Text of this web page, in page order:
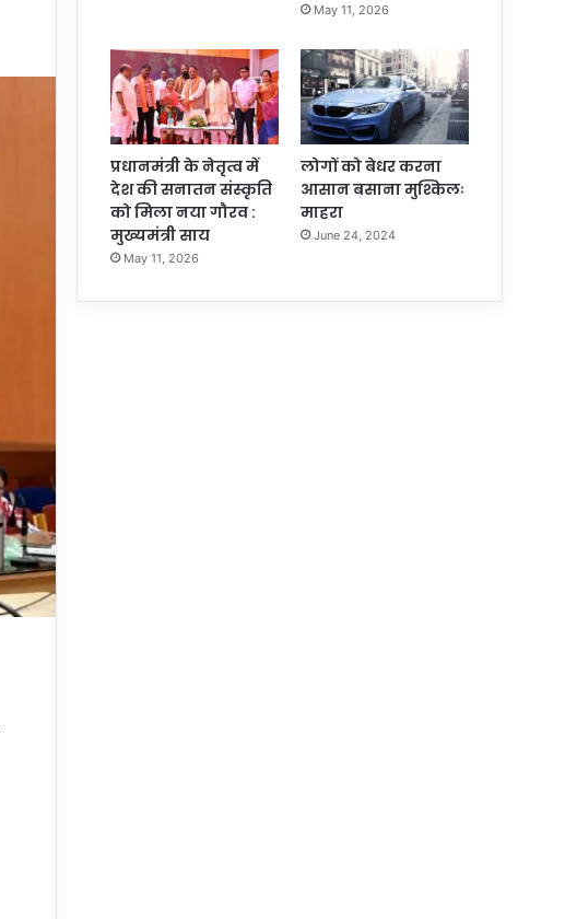
May 11, 2026
प्रधानमंत्री के नेतृत्व में
देश की सनातन संस्कृति
को मिला नया गौरव :
मुख्यमंत्री साय
May 11, 2026
लोगों को बेधर करना
आसान बसाना मुश्किलः
माहरा
June 24, 2024